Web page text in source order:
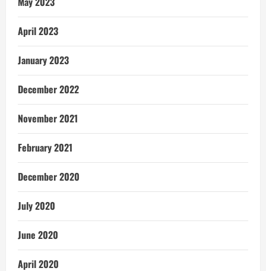
April 2023
January 2023
December 2022
November 2021
February 2021
December 2020
July 2020
June 2020
April 2020